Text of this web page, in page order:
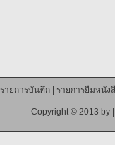
รายการบันทึก| รายการยืมหนัง
Copyright © 2013 by |